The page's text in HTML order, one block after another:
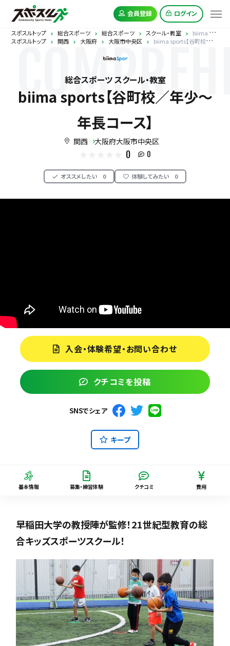
会員登録 ログイン
スポスルトップ 総合スポーツ 総合スポーツ スクール・教室
biima sports【谷町校／年少～年長コース】
スポスルトップ
関西 大阪府 大阪市中央区 biima sports【谷町校／年少～年長コース】
総合スポーツ スクール・教室
biima sports【谷町校／年少～
年長コース】
関西 大阪府大阪市中央区
0 0
オススメしたい 0 体験してみたい 0
入会・体験希望・お問い合わせ
クチコミを投稿
SNSでシェア
キープ
基本情報 募集・練習体験 クチコミ 費用
早稲田大学の教授陣が監修！21世紀型教育の総
合キッズスポーツスクール！